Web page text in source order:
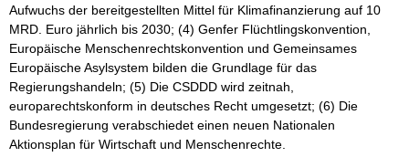
Aufwuchs der bereitgestellten Mittel für Klimafinanzierung auf 10
MRD. Euro jährlich bis 2030; (4) Genfer Flüchtlingskonvention,
Europäische Menschenrechtskonvention und Gemeinsames
Europäische Asylsystem bilden die Grundlage für das
Regierungshandeln; (5) Die CSDDD wird zeitnah,
europarechtskonform in deutsches Recht umgesetzt; (6) Die
Bundesregierung verabschiedet einen neuen Nationalen
Aktionsplan für Wirtschaft und Menschenrechte.